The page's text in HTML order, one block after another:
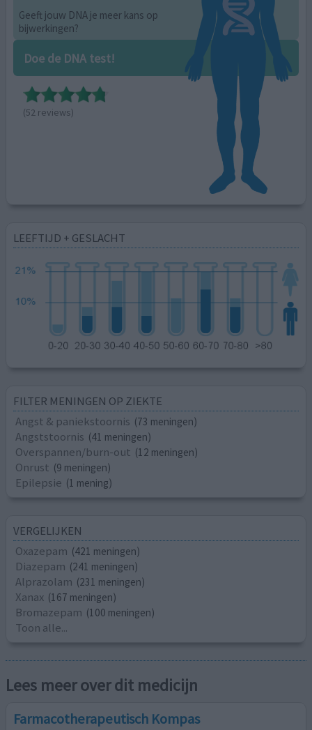
Geeft jouw DNA je meer kans op
bijwerkingen?
Doe de DNA test!
(52 reviews)
LEEFTIJD + GESLACHT
FILTER MENINGEN OP ZIEKTE
Angst & paniekstoornis (73 meningen)
Angststoornis (41 meningen)
Overspannen/burn-out (12 meningen)
Onrust (9 meningen)
Epilepsie (1 mening)
VERGELIJKEN
Oxazepam (421 meningen)
Diazepam (241 meningen)
Alprazolam (231 meningen)
Xanax (167 meningen)
Bromazepam (100 meningen)
Toon alle...
Lees meer over dit medicijn
Farmacotherapeutisch Kompas